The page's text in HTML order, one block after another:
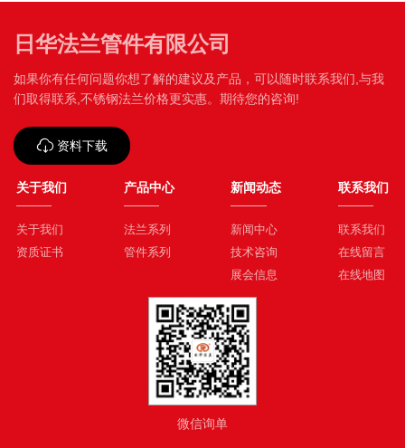
日华法兰管件有限公司
如果你有任何问题你想了解的建议及产品，可以随时联系我们,与我
们取得联系,不锈钢法兰价格更实惠。期待您的咨询!
资料下载
关于我们
关于我们
资质证书
产品中心
法兰系列
管件系列
新闻动态
新闻中心
技术咨询
展会信息
联系我们
联系我们
在线留言
在线地图
微信询单